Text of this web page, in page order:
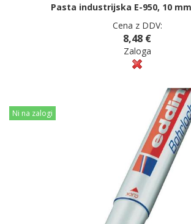
Pasta industrijska E-950, 10
Cena z DDV:
8,48 €
Zaloga
Ni na zalogi